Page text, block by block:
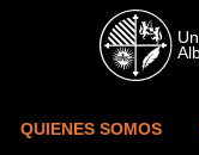
Skip to main content
QUIENES SOMOS